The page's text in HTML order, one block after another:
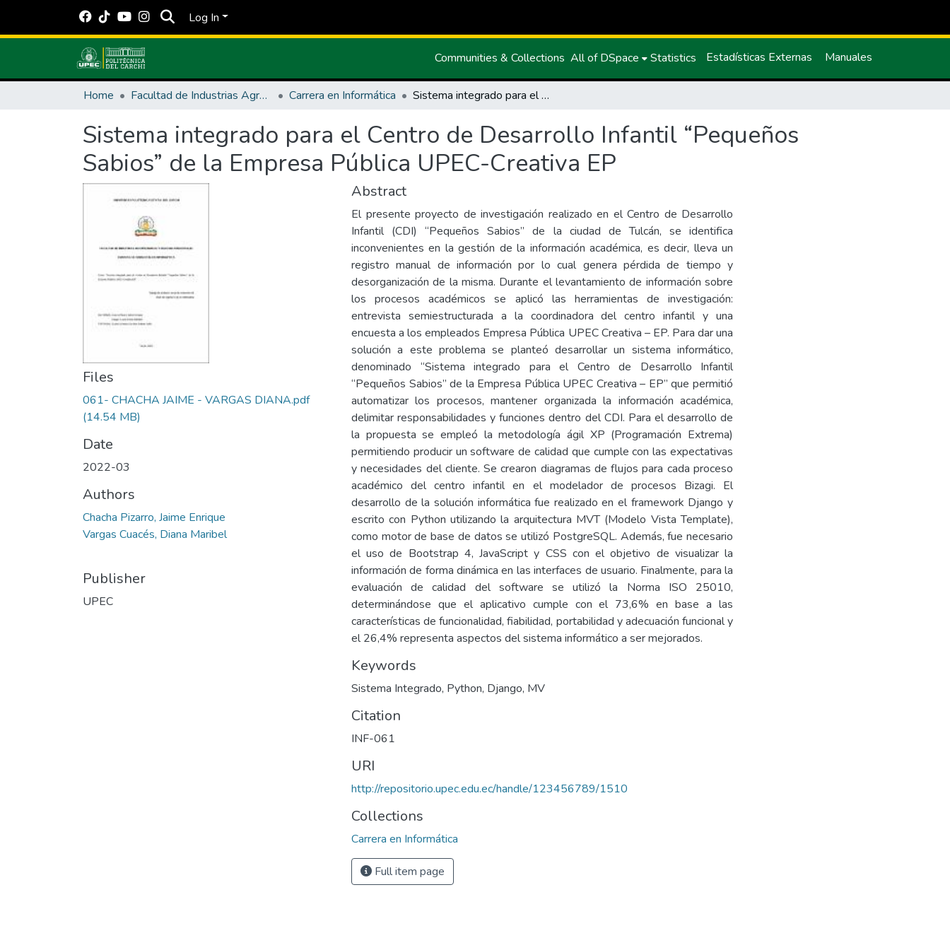
Log In
Communities & Collections All of DSpace Statistics Estadísticas Externas Manuales
Home Facultad de Industrias Agropecuarias y Ciencias Ambientales Carrera en Informática Sistema integrado para el Centro de Desarrollo Infantil “Pequeños Sabios” de la Empresa Pública UPEC-Creativa EP
Sistema integrado para el Centro de Desarrollo Infantil “Pequeños
Sabios” de la Empresa Pública UPEC-Creativa EP
Files
061- CHACHA JAIME - VARGAS DIANA.pdf
(14.54 MB)
Date
2022-03
Authors
Chacha Pizarro, Jaime Enrique
Vargas Cuacés, Diana Maribel
Publisher
UPEC
Abstract
El presente proyecto de investigación realizado en el Centro de Desarrollo
Infantil (CDI) “Pequeños Sabios” de la ciudad de Tulcán, se identifica
inconvenientes en la gestión de la información académica, es decir, lleva un
registro manual de información por lo cual genera pérdida de tiempo y
desorganización de la misma. Durante el levantamiento de información sobre
los procesos académicos se aplicó las herramientas de investigación:
entrevista semiestructurada a la coordinadora del centro infantil y una
encuesta a los empleados Empresa Pública UPEC Creativa – EP. Para dar una
solución a este problema se planteó desarrollar un sistema informático,
denominado “Sistema integrado para el Centro de Desarrollo Infantil
“Pequeños Sabios” de la Empresa Pública UPEC Creativa – EP” que permitió
automatizar los procesos, mantener organizada la información académica,
delimitar responsabilidades y funciones dentro del CDI. Para el desarrollo de
la propuesta se empleó la metodología ágil XP (Programación Extrema)
permitiendo producir un software de calidad que cumple con las expectativas
y necesidades del cliente. Se crearon diagramas de flujos para cada proceso
académico del centro infantil en el modelador de procesos Bizagi. El
desarrollo de la solución informática fue realizado en el framework Django y
escrito con Python utilizando la arquitectura MVT (Modelo Vista Template),
como motor de base de datos se utilizó PostgreSQL. Además, fue necesario
el uso de Bootstrap 4, JavaScript y CSS con el objetivo de visualizar la
información de forma dinámica en las interfaces de usuario. Finalmente, para la
evaluación de calidad del software se utilizó la Norma ISO 25010,
determinándose que el aplicativo cumple con el 73,6% en base a las
características de funcionalidad, fiabilidad, portabilidad y adecuación funcional y
el 26,4% representa aspectos del sistema informático a ser mejorados.
Keywords
Sistema Integrado, Python, Django, MV
Citation
INF-061
URI
http://repositorio.upec.edu.ec/handle/123456789/1510
Collections
Carrera en Informática
Full item page